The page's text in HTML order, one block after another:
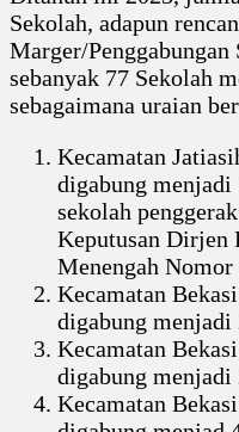
Sekolah, adapun
Marger/Penggabungan
sebanyak 77 Sekolah
sebagaimana uraian
Kecamatan
digabung menjadi
sekolah
Keputusan Dirjen
Menengah
Kecamatan
digabung menjadi
Kecamatan
digabung menjadi
Kecamatan